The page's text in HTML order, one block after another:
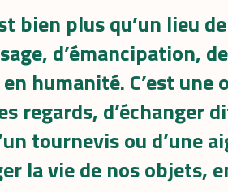
bien plus qu’un lieu
d’émancipation,
humanité. C’est
regards,
tournevis ou d’une
la vie de nos objets,